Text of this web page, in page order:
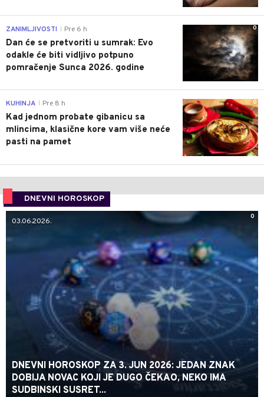
0
ZANIMLJIVOSTI Pre 6 h
Dan će se pretvoriti u sumrak: Evo
odakle će biti vidljivo potpuno
pomračenje Sunca 2026. godine
0
KUHINJA Pre 8 h
Kad jednom probate gibanicu sa
mlincima, klasične kore vam više neće
pasti na pamet
DNEVNI HOROSKOP
0
03.06.2026.
DNEVNI HOROSKOP ZA 3. JUN 2026: JEDAN ZNAK
DOBIJA NOVAC KOJI JE DUGO ČEKAO, NEKO IMA
SUDBINSKI SUSRET...